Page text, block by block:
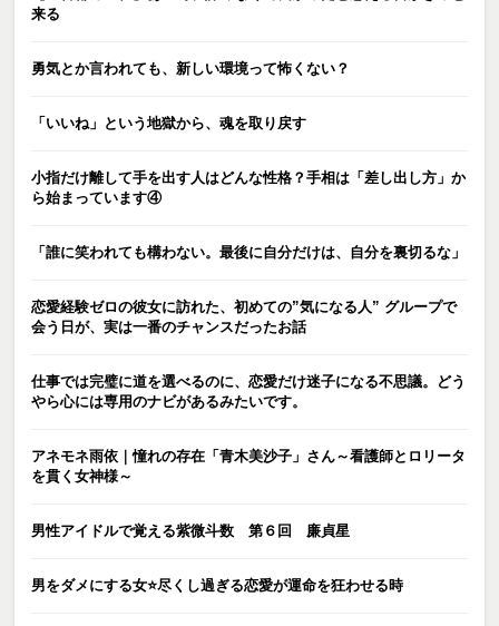
来る
勇気とか言われても、新しい環境って怖くない？
「いいね」という地獄から、魂を取り戻す
小指だけ離して手を出す人はどんな性格？手相は「差し出し方」か
ら始まっています④
「誰に笑われても構わない。最後に自分だけは、自分を裏切るな」
恋愛経験ゼロの彼女に訪れた、初めての”気になる人” グループで
会う日が、実は一番のチャンスだったお話
仕事では完璧に道を選べるのに、恋愛だけ迷子になる不思議。どう
やら心には専用のナビがあるみたいです。
アネモネ雨依｜憧れの存在「青木美沙子」さん～看護師とロリータ
を貫く女神様～
男性アイドルで覚える紫微斗数 第６回 廉貞星
男をダメにする女⭐️尽くし過ぎる恋愛が運命を狂わせる時